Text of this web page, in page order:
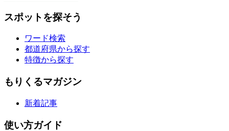
スポットを探そう
ワード検索
都道府県から探す
特徴から探す
もりくるマガジン
新着記事
使い方ガイド